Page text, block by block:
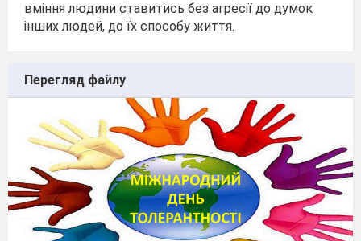
вміння людини ставитись без агресії до думок
інших людей, до їх способу життя.
Перегляд файлу